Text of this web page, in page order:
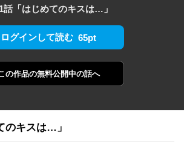
話「はじめてのキスは…」
ログインして読む 65pt
の作品の無料公開中の話へ
のキスは…」